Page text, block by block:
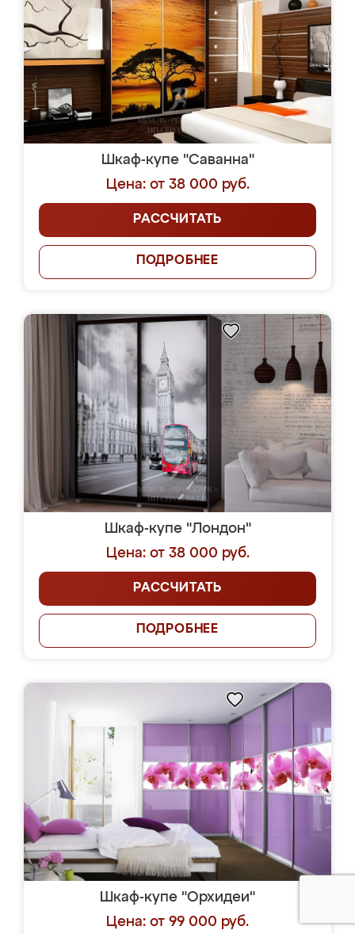
Шкаф-купе "Саванна"
Цена: от 38 000 руб.
РАССЧИТАТЬ
ПОДРОБНЕЕ
Шкаф-купе "Лондон"
Цена: от 38 000 руб.
РАССЧИТАТЬ
ПОДРОБНЕЕ
Шкаф-купе "Орхидеи"
Цена: от 99 000 руб.